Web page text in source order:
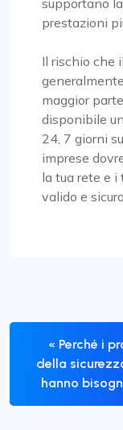
prestazioni
Il rischio che
maggior
disponibile
24, 7 giorni
imprese
la tua rete e i
valido e sicuro.
« Perché i
della
hanno